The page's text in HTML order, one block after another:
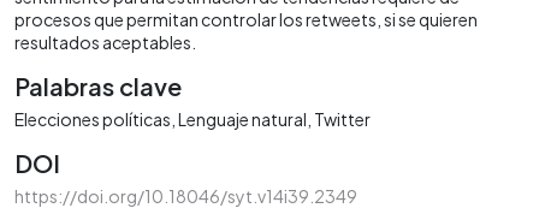
procesos que permitan controlar los retweets, si se quieren
resultados aceptables.
Palabras clave
Elecciones políticas Lenguaje natural Twitter
DOI
https://doi.org/10.18046/syt.v14i39.2349